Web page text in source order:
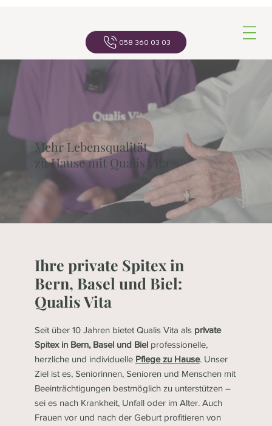
058 360 03 03
Mehr Lebensqualität
zu Hause mit Qualis Vita
Ihre private Spitex in
Bern, Basel und Biel:
Qualis Vita
Seit über 10 Jahren bietet Qualis Vita als private
Spitex in Bern, Basel und Biel professionelle,
herzliche und individuelle Pflege zu Hause. Unser
Ziel ist es, Seniorinnen, Senioren und Menschen mit
Beeinträchtigungen bestmöglich zu unterstützen –
sei es nach Krankheit, Unfall oder im Alter. Auch
Frauen vor und nach der Geburt profitieren von